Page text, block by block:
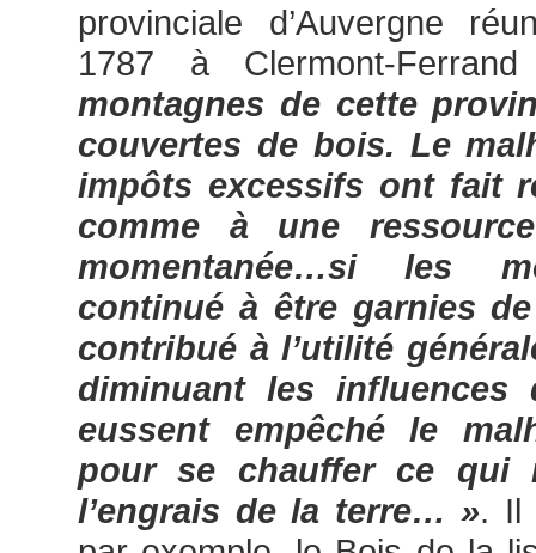
provinciale d’Auvergne
1787 à Clermont-
montagnes de cette
couvertes de bois. Le
impôts excessifs ont fait
comme à une
momentanée…si les
continué à être garnies
contribué à l’utilité
diminuant les influences
eussent empêché le
pour se chauffer ce qui
l’engrais de la terre… ». Il